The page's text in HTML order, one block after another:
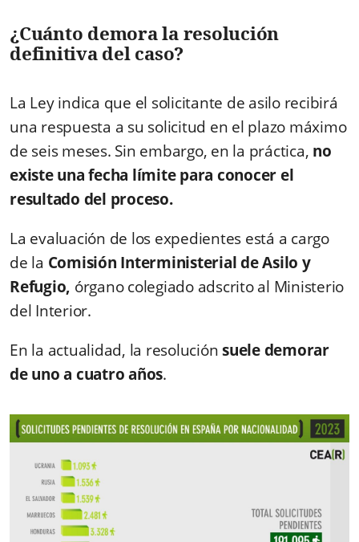
¿Cuánto demora la resolución
definitiva del caso?
La Ley indica que el solicitante de asilo recibirá
una respuesta a su solicitud en el plazo máximo
de seis meses. Sin embargo, en la práctica, no
existe una fecha límite para conocer el
resultado del proceso.
La evaluación de los expedientes está a cargo
de la Comisión Interministerial de Asilo y
Refugio, órgano colegiado adscrito al Ministerio
del Interior.
En la actualidad, la resoluciónsuele demorar
de uno a cuatro años.